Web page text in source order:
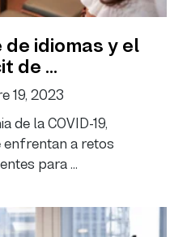
idiomas y el
de ...
19, 2023
de la COVID-19,
enfrentan a retos
para ...